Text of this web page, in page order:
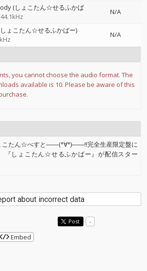
(しょこたん☆せるふかば
N/A
しょこたん☆せるふかばー)
N/A
you cannot choose the audio format. The
available is 10. Please be aware of this
こたん☆べすと――(°∀°)――!!完全生産限定盤に
『しょこたん☆せるふかばー』が配信スター
about incorrect data
Post -
Embed